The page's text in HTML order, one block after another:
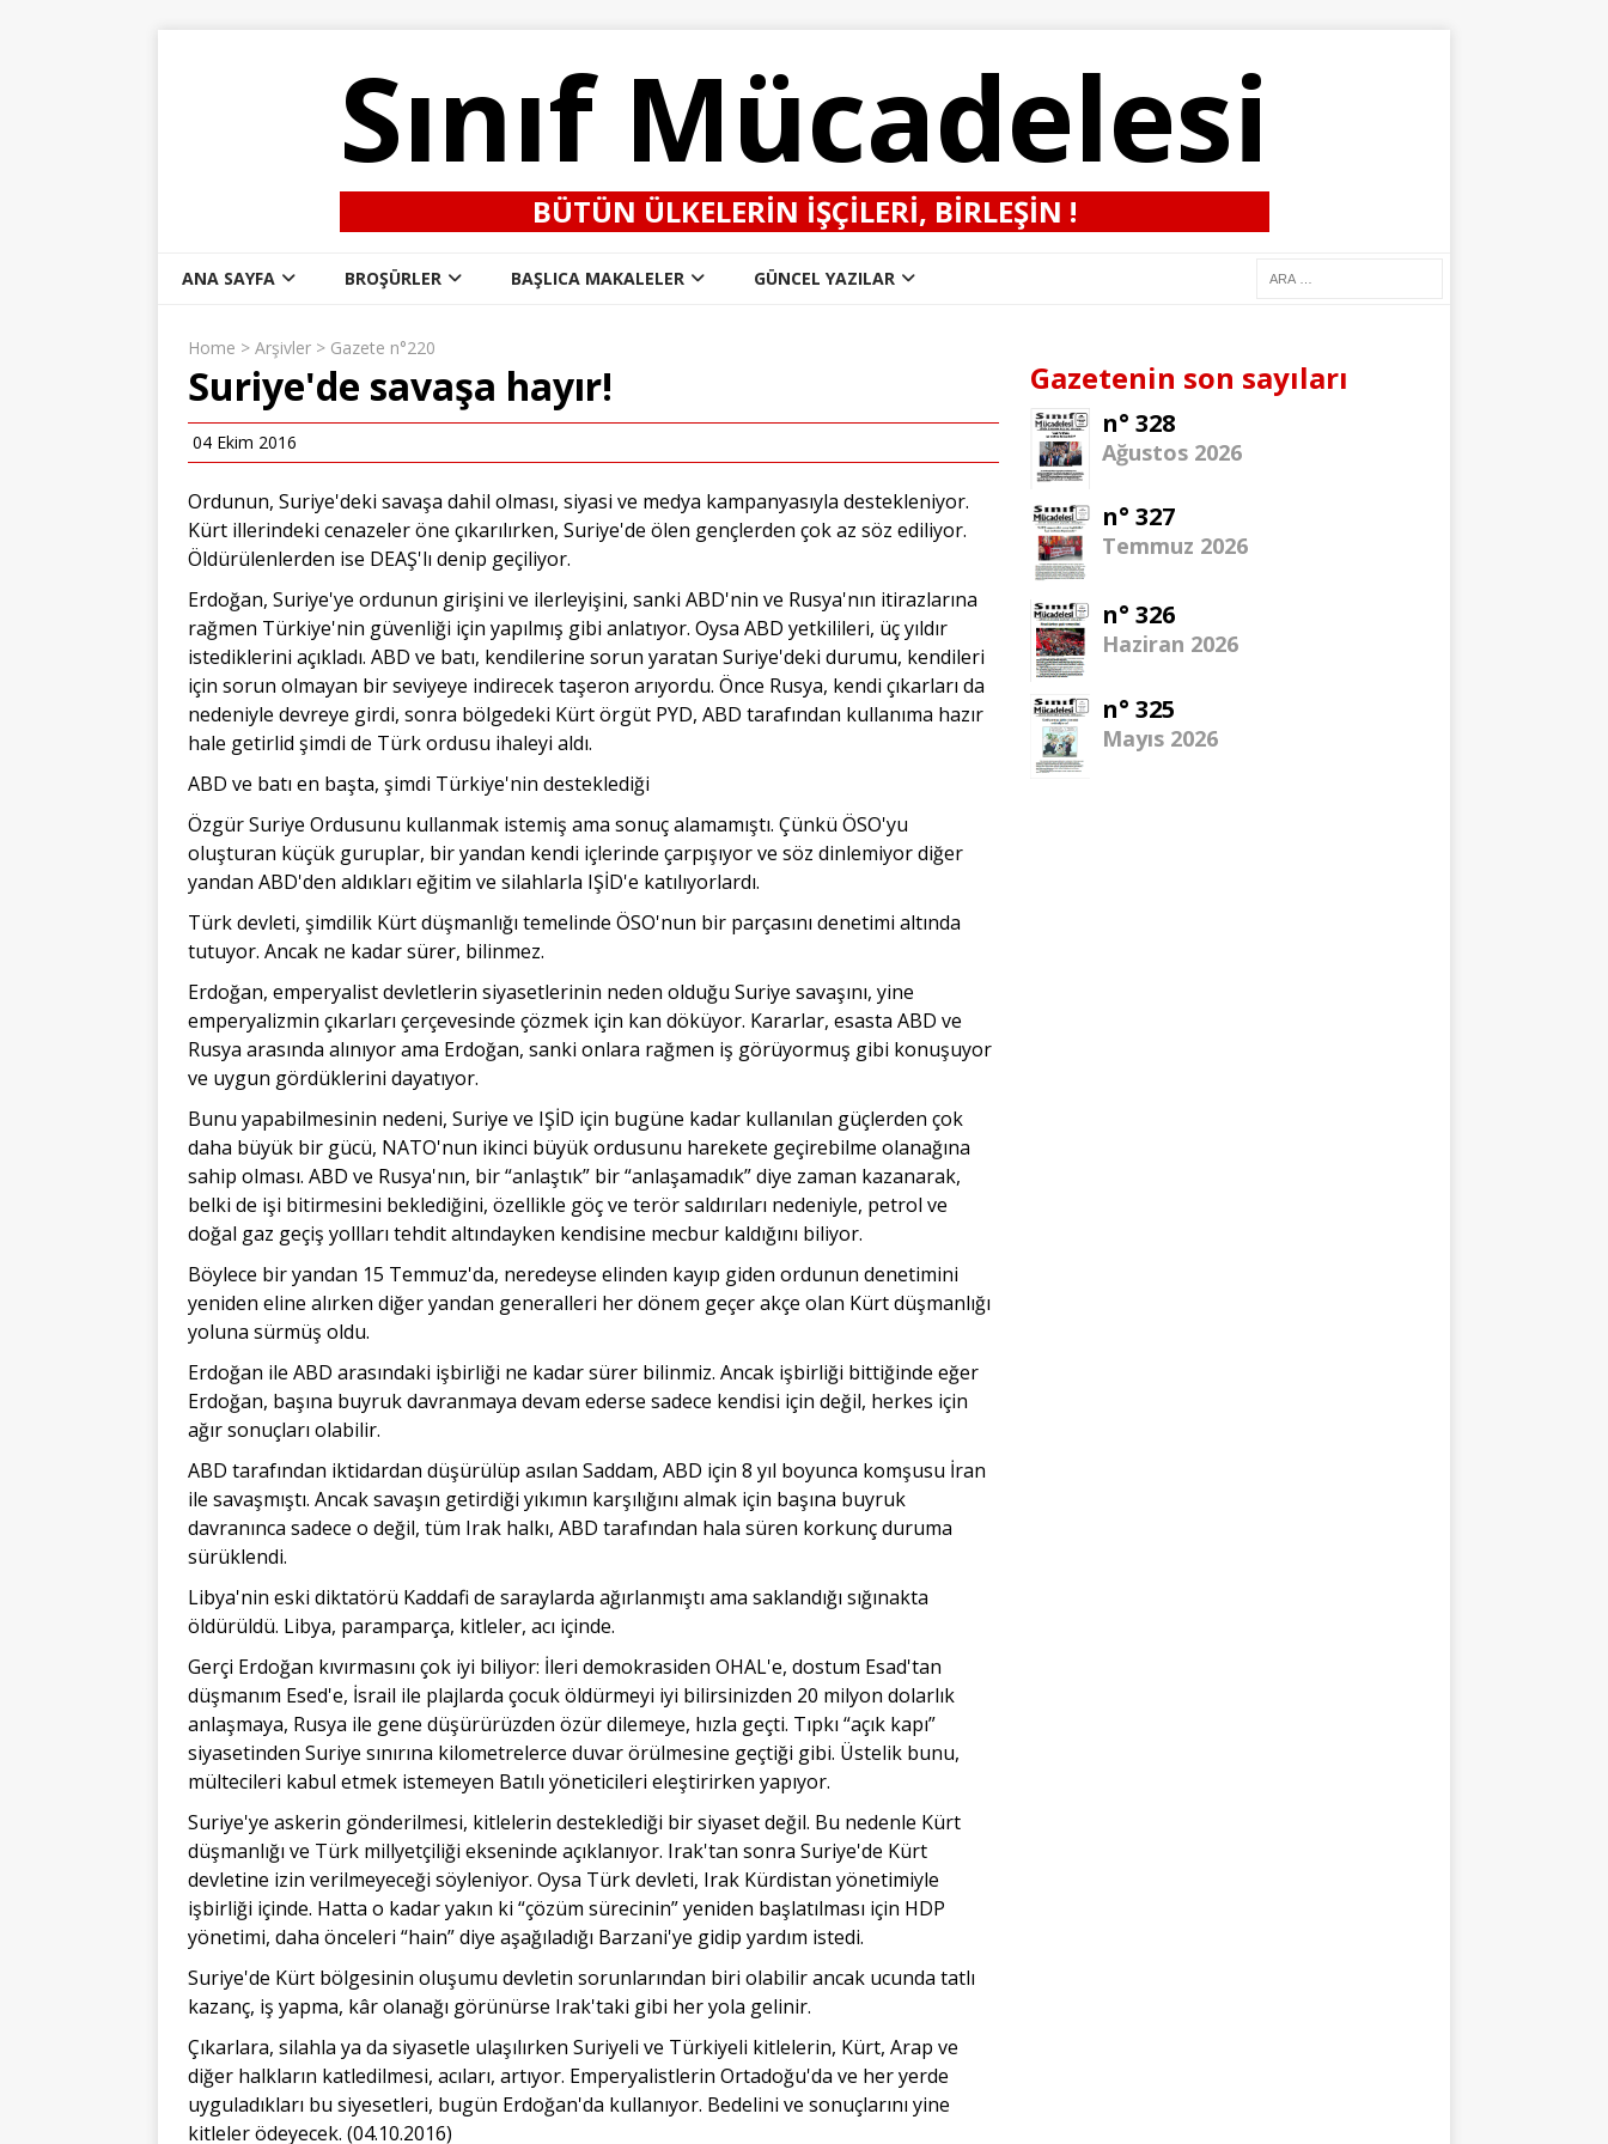
Sınıf Mücadelesi
BÜTÜN ÜLKELERIN IŞÇILERI, BIRLEŞIN !
ANA SAYFA BROŞÜRLER BAŞLICA MAKALELER GÜNCEL YAZILAR
Home > Arşivler > Gazete n°220
Suriye'de savaşa hayır!
04 Ekim 2016
Ordunun, Suriye'deki savaşa dahil olması, siyasi ve medya kampanyasıyla destekleniyor.
Kürt illerindeki cenazeler öne çıkarılırken, Suriye'de ölen gençlerden çok az söz ediliyor.
Öldürülenlerden ise DEAŞ'lı denip geçiliyor.
Erdoğan, Suriye'ye ordunun girişini ve ilerleyişini, sanki ABD'nin ve Rusya'nın itirazlarına
rağmen Türkiye'nin güvenliği için yapılmış gibi anlatıyor. Oysa ABD yetkilileri, üç yıldır
istediklerini açıkladı. ABD ve batı, kendilerine sorun yaratan Suriye'deki durumu, kendileri
için sorun olmayan bir seviyeye indirecek taşeron arıyordu. Önce Rusya, kendi çıkarları da
nedeniyle devreye girdi, sonra bölgedeki Kürt örgüt PYD, ABD tarafından kullanıma hazır
hale getirlid şimdi de Türk ordusu ihaleyi aldı.
ABD ve batı en başta, şimdi Türkiye'nin desteklediği
Özgür Suriye Ordusunu kullanmak istemiş ama sonuç alamamıştı. Çünkü ÖSO'yu
oluşturan küçük guruplar, bir yandan kendi içlerinde çarpışıyor ve söz dinlemiyor diğer
yandan ABD'den aldıkları eğitim ve silahlarla IŞİD'e katılıyorlardı.
Türk devleti, şimdilik Kürt düşmanlığı temelinde ÖSO'nun bir parçasını denetimi altında
tutuyor. Ancak ne kadar sürer, bilinmez.
Erdoğan, emperyalist devletlerin siyasetlerinin neden olduğu Suriye savaşını, yine
emperyalizmin çıkarları çerçevesinde çözmek için kan döküyor. Kararlar, esasta ABD ve
Rusya arasında alınıyor ama Erdoğan, sanki onlara rağmen iş görüyormuş gibi konuşuyor
ve uygun gördüklerini dayatıyor.
Bunu yapabilmesinin nedeni, Suriye ve IŞİD için bugüne kadar kullanılan güçlerden çok
daha büyük bir gücü, NATO'nun ikinci büyük ordusunu harekete geçirebilme olanağına
sahip olması. ABD ve Rusya'nın, bir “anlaştık” bir “anlaşamadık” diye zaman kazanarak,
belki de işi bitirmesini beklediğini, özellikle göç ve terör saldırıları nedeniyle, petrol ve
doğal gaz geçiş yollları tehdit altındayken kendisine mecbur kaldığını biliyor.
Böylece bir yandan 15 Temmuz'da, neredeyse elinden kayıp giden ordunun denetimini
yeniden eline alırken diğer yandan generalleri her dönem geçer akçe olan Kürt düşmanlığı
yoluna sürmüş oldu.
Erdoğan ile ABD arasındaki işbirliği ne kadar sürer bilinmiz. Ancak işbirliği bittiğinde eğer
Erdoğan, başına buyruk davranmaya devam ederse sadece kendisi için değil, herkes için
ağır sonuçları olabilir.
ABD tarafından iktidardan düşürülüp asılan Saddam, ABD için 8 yıl boyunca komşusu İran
ile savaşmıştı. Ancak savaşın getirdiği yıkımın karşılığını almak için başına buyruk
davranınca sadece o değil, tüm Irak halkı, ABD tarafından hala süren korkunç duruma
sürüklendi.
Libya'nin eski diktatörü Kaddafi de saraylarda ağırlanmıştı ama saklandığı sığınakta
öldürüldü. Libya, paramparça, kitleler, acı içinde.
Gerçi Erdoğan kıvırmasını çok iyi biliyor: İleri demokrasiden OHAL'e, dostum Esad'tan
düşmanım Esed'e, İsrail ile plajlarda çocuk öldürmeyi iyi bilirsinizden 20 milyon dolarlık
anlaşmaya, Rusya ile gene düşürürüzden özür dilemeye, hızla geçti. Tıpkı “açık kapı”
siyasetinden Suriye sınırına kilometrelerce duvar örülmesine geçtiği gibi. Üstelik bunu,
mültecileri kabul etmek istemeyen Batılı yöneticileri eleştirirken yapıyor.
Suriye'ye askerin gönderilmesi, kitlelerin desteklediği bir siyaset değil. Bu nedenle Kürt
düşmanlığı ve Türk millyetçiliği ekseninde açıklanıyor. Irak'tan sonra Suriye'de Kürt
devletine izin verilmeyeceği söyleniyor. Oysa Türk devleti, Irak Kürdistan yönetimiyle
işbirliği içinde. Hatta o kadar yakın ki “çözüm sürecinin” yeniden başlatılması için HDP
yönetimi, daha önceleri “hain” diye aşağıladığı Barzani'ye gidip yardım istedi.
Suriye'de Kürt bölgesinin oluşumu devletin sorunlarından biri olabilir ancak ucunda tatlı
kazanç, iş yapma, kâr olanağı görünürse Irak'taki gibi her yola gelinir.
Çıkarlara, silahla ya da siyasetle ulaşılırken Suriyeli ve Türkiyeli kitlelerin, Kürt, Arap ve
diğer halkların katledilmesi, acıları, artıyor. Emperyalistlerin Ortadoğu'da ve her yerde
uyguladıkları bu siyesetleri, bugün Erdoğan'da kullanıyor. Bedelini ve sonuçlarını yine
kitleler ödeyecek. (04.10.2016)
Gazetenin son sayıları
n° 328
Ağustos 2026
n° 327
Temmuz 2026
n° 326
Haziran 2026
n° 325
Mayıs 2026